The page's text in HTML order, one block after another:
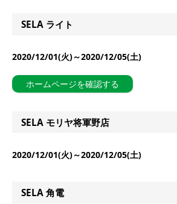
SELA ライト
2020/12/01(火)～2020/12/05(土)
ホームページを確認する
SELA モリヤ将軍野店
2020/12/01(火)～2020/12/05(土)
SELA 角電